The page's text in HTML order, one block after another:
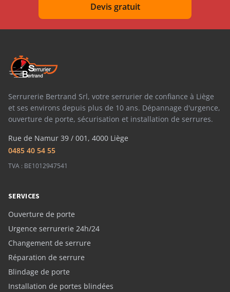
Devis gratuit
Serrurerie Bertrand Srl, votre serrurier de confiance à Liège
et ses environs depuis plus de 10 ans. Dépannage d'urgence,
ouverture de porte, sécurisation et installation de serrures.
Rue de Namur 39 / 001, 4000 Liège
0485 40 54 55
TVA : BE1012947541
SERVICES
Ouverture de porte
Urgence serrurerie 24h/24
Changement de serrure
Réparation de serrure
Blindage de porte
Installation de portes blindées